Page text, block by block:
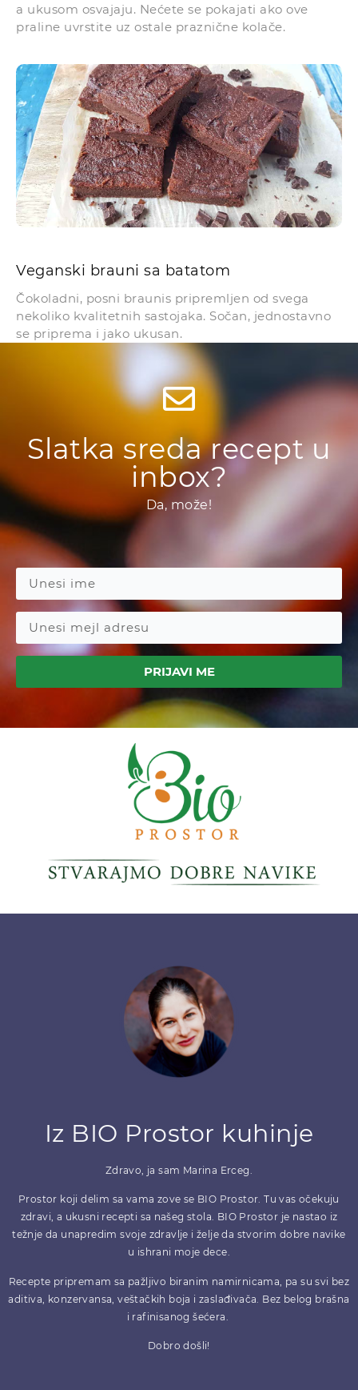
a ukusom osvajaju. Nećete se pokajati ako ove
praline uvrstite uz ostale praznične kolače.
Veganski brauni sa batatom
Čokoladni, posni braunis pripremljen od svega
nekoliko kvalitetnih sastojaka. Sočan, jednostavno
se priprema i jako ukusan.
Slatka sreda recept u
inbox?
Da, može!
PRIJAVI ME
Iz BIO Prostor kuhinje
Zdravo, ja sam Marina Erceg.
Prostor koji delim sa vama zove se BIO Prostor. Tu vas očekuju
zdravi, a ukusni recepti sa našeg stola. BIO Prostor je nastao iz
težnje da unapredim svoje zdravlje i želje da stvorim dobre navike
u ishrani moje dece.
Recepte pripremam sa pažljivo biranim namirnicama, pa su svi bez
aditiva, konzervansa, veštačkih boja i zaslađivača. Bez belog brašna
i rafinisanog šećera.
Dobro došli!